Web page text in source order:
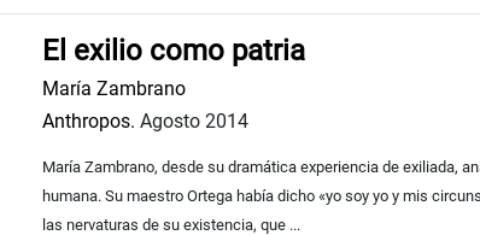
El exilio como patria
María Zambrano
Anthropos. Agosto 2014
María Zambrano, desde su dramática experiencia de exiliada,
humana. Su maestro Ortega había dicho «yo soy yo y mis
las nervaturas de su existencia, que ...